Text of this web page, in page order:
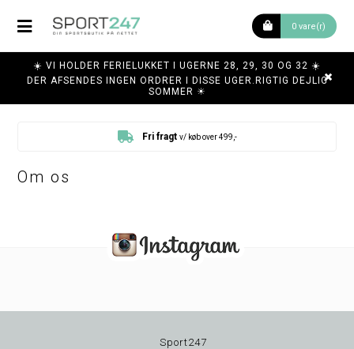
0 vare(r)
☀️ VI HOLDER FERIELUKKET I UGERNE 28, 29, 30 OG 32 ☀️
DER AFSENDES INGEN ORDRER I DISSE UGER.RIGTIG DEJLIG
SOMMER ☀
Fri fragt v/ køb over 499,-
Om os
Sport247